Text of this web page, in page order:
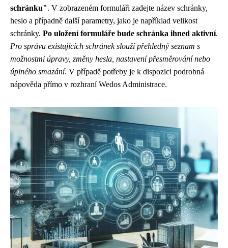
schránku". V zobrazeném formuláři zadejte název schránky,
heslo a případně další parametry, jako je například velikost
schránky. Po uložení formuláře bude schránka ihned aktivní.
Pro správu existujících schránek slouží přehledný seznam s
možnostmi úpravy, změny hesla, nastavení přesměrování nebo
úplného smazání. V případě potřeby je k dispozici podrobná
nápověda přímo v rozhraní Wedos Administrace.